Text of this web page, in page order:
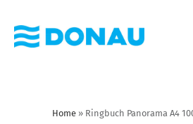
Home » Ringbuch Panorama A4